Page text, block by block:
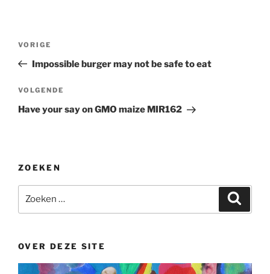
Vorig
bericht
VORIGE
Impossible burger may not be safe to eat
Volgend
bericht
VOLGENDE
Have your say on GMO maize MIR162
ZOEKEN
naar:
OVER DEZE SITE